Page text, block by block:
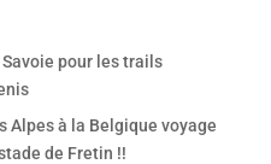
pour les trails
Alpes à la Belgique voyage
de Fretin !!